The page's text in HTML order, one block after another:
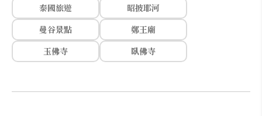
泰國旅遊
昭披耶河
曼谷景點
鄭王廟
玉佛寺
臥佛寺